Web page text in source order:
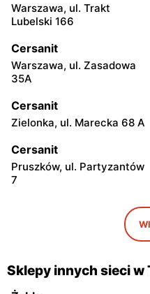
Warszawa, ul. Trakt
Lubelski 166
Cersanit
Warszawa, ul. Zasadowa
35A
Cersanit
Zielonka, ul. Marecka 68 A
Cersanit
Pruszków, ul. Partyzantów
7
Ożarów Mazowiecki, ul.
Cersanit
Kobyłka, ul. Nadarzyńska
Sklepy innych sieci w